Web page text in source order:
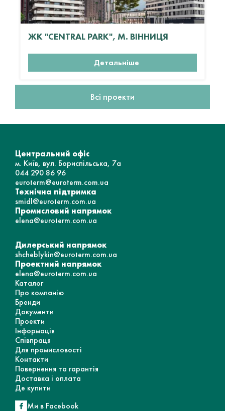
ЖК "CENTRAL PARK", М. ВІННИЦЯ
Детальніше
Всі проекти
Центральний офіс
м. Київ, вул. Бориспільська, 7а
044 290 86 96
euroterm@euroterm.com.ua
Технічна підтримка
smidl@euroterm.com.ua
Промисловий напрямок
elena@euroterm.com.ua
Дилерський напрямок
shcheblykin@euroterm.com.ua
Проектний напрямок
elena@euroterm.com.ua
Каталог
Про компанію
Бренди
Документи
Проекти
Інформація
Співпраця
Для промисловості
Контакти
Повернення та гарантія
Доставка і оплата
Де купити
Ми в Facebook